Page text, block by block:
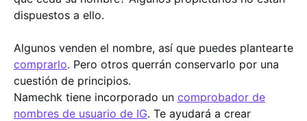
dispuestos a ello.
Algunos venden el nombre, así que puedes plantearte
comprarlo. Pero otros querrán conservarlo por una
cuestión de principios.
Namechk tiene incorporado un comprobador de
nombres de usuario de IG. Te ayudará a crear